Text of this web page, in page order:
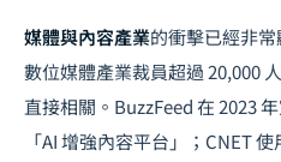
媒體與內容產業的衝擊已經非
數位媒體產業裁員超過 20,000
直接相關。BuzzFeed 在 2023
「AI 增強內容平台」；CNET